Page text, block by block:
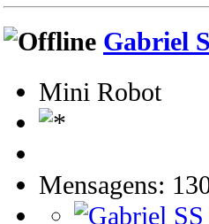
Gabriel
Mini Robot
Mensagens: